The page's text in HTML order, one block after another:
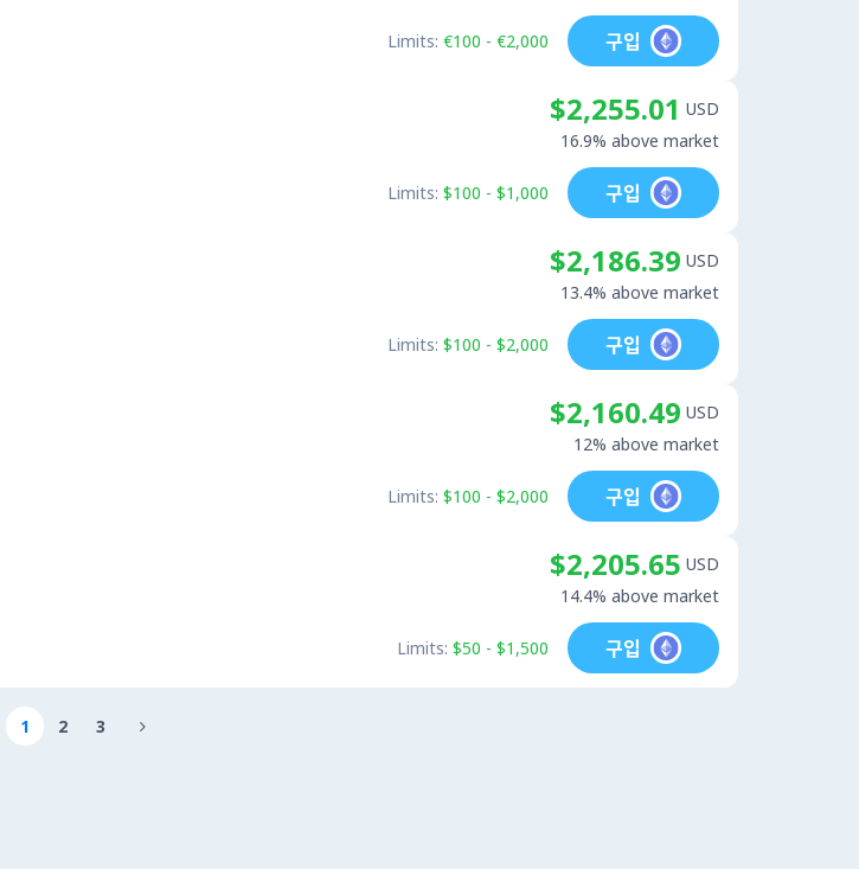
Limits: €100 - €2,000 구입
$2,255.01 USD
16.9% above market
Limits: $100 - $1,000 구입
$2,186.39 USD
13.4% above market
Limits: $100 - $2,000 구입
$2,160.49 USD
12% above market
Limits: $100 - $2,000 구입
$2,205.65 USD
14.4% above market
Limits: $50 - $1,500 구입
1 2 3 